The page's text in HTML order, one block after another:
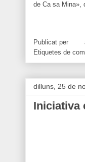
de Ca sa Mina»,
Publicat per
Etiquetes de
dilluns, 25 de
Iniciativa